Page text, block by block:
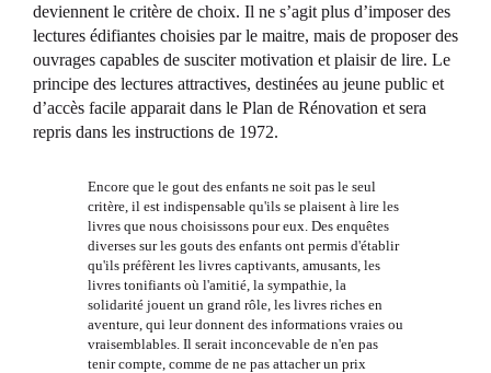
deviennent le critère de choix. Il ne s’agit plus d’imposer des
lectures édifiantes choisies par le maitre, mais de proposer des
ouvrages capables de susciter motivation et plaisir de lire. Le
principe des lectures attractives, destinées au jeune public et
d’accès facile apparait dans le Plan de Rénovation et sera
repris dans les instructions de 1972.
Encore que le gout des enfants ne soit pas le seul
critère, il est indispensable qu'ils se plaisent à lire les
livres que nous choisissons pour eux. Des enquêtes
diverses sur les gouts des enfants ont permis d'établir
qu'ils préfèrent les livres captivants, amusants, les
livres tonifiants où l'amitié, la sympathie, la
solidarité jouent un grand rôle, les livres riches en
aventure, qui leur donnent des informations vraies ou
vraisemblables. Il serait inconcevable de n'en pas
tenir compte, comme de ne pas attacher un prix